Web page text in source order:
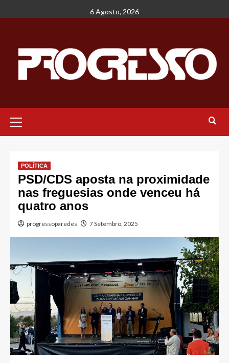
para
6 Agosto, 2026
principal
POLÍTICA
PSD/CDS aposta na proximidade
nas freguesias onde venceu há
quatro anos
progressoparedes 7 Setembro, 2025